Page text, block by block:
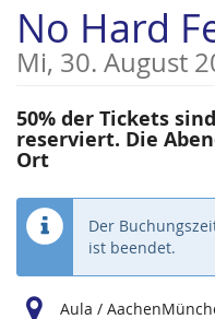
No Hard
Mi, 30. August
50% der Tickets
reserviert. Die
Ort
Der
ist beendet.
Aula /